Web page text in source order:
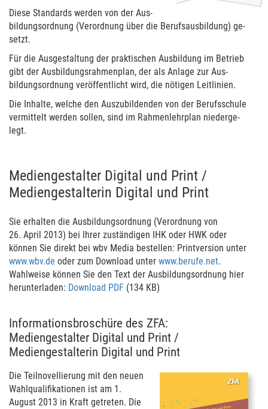
Diese Standards werden von der Aus­
bildungs­ord­nung (Ver­ord­nung über die Berufs­aus­bildung) ge­
setzt.
Für die Aus­ge­stal­tung der prak­ti­schen Aus­bil­dung im Betrieb
gibt der Aus­bildungs­rah­men­plan, der als Anlage zur Aus­
bildungs­ord­nung ver­öffent­licht wird, die nötigen Leit­li­nien.
Die Inhalte, welche den Aus­zu­bildenden von der Berufs­schule
vermittelt werden sollen, sind im Rahmen­lehr­plan niederge­
legt.
Mediengestalter Digital und Print /
Mediengestalterin Digital und Print
Sie erhal­ten die Aus­bildungs­ord­nung (Ver­ord­nung von
26. April 2013) bei Ihrer zuständigen IHK oder HWK oder
können Sie direkt bei wbv Media bestel­len: Printver­sion unter
www.wbv.de oder zum Download unter www.berufe.net.
Wahlweise können Sie den Text der Aus­bildungs­ord­nung hier
herunter­laden: Download PDF (134 KB)
Informationsbroschüre des ZFA:
Mediengestalter Digital und Print /
Mediengestalterin Digital und Print
Die Teil­novellierung mit den neuen
Wahlqualifika­tio­nen ist am 1.
August 2013 in Kraft getre­ten. Die